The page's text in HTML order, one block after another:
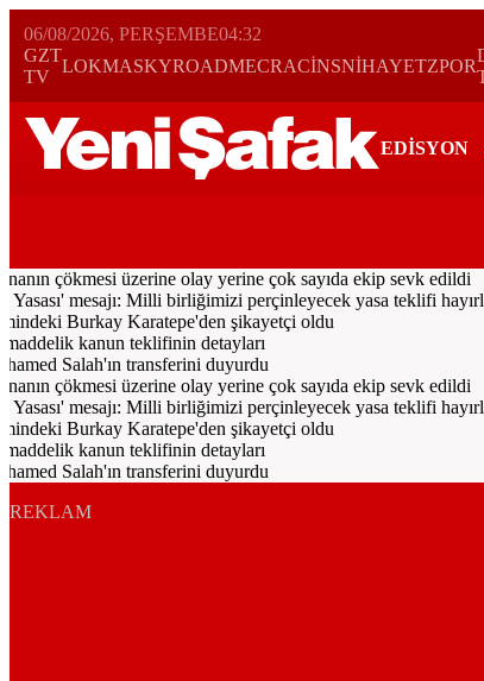
06/08/2026, PERŞEMBE04:32
GZT
TV
LOKMASKYROADMECRACİNSNİHAYETZPOR
EDİSYON
çökmesi üzerine olay yerine çok sayıda ekip sevk edildi
mesajı: Milli birliğimizi perçinleyecek yasa teklifi
Burkay Karatepe'den şikayetçi oldu
kanun teklifinin detayları
Salah'ın transferini duyurdu
çökmesi üzerine olay yerine çok sayıda ekip sevk edildi
mesajı: Milli birliğimizi perçinleyecek yasa teklifi
Burkay Karatepe'den şikayetçi oldu
kanun teklifinin detayları
Salah'ın transferini duyurdu
REKLAM